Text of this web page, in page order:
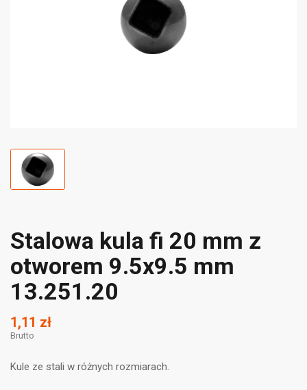
Stalowa kula fi 20 mm z
otworem 9.5x9.5 mm
13.251.20
1,11 zł
Brutto
Kule ze stali w różnych rozmiarach.